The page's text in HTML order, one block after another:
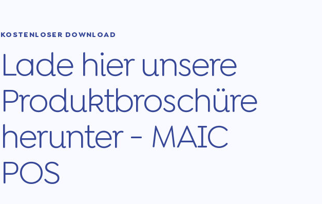
KOSTENLOSER DOWNLOAD
Lade hier unsere
Produktbroschüre
herunter - MAIC
POS